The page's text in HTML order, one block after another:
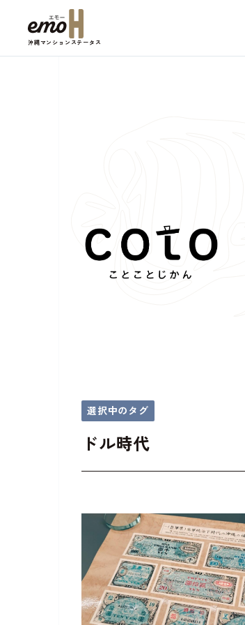
沖縄マンションステータス
選択中のタグ
ドル時代